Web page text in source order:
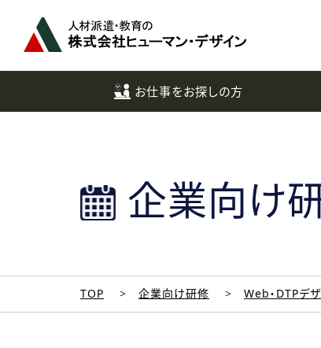
お仕事をお探しの方
企業向け
TOP 企業向け研修 Web・DTPデ
へ